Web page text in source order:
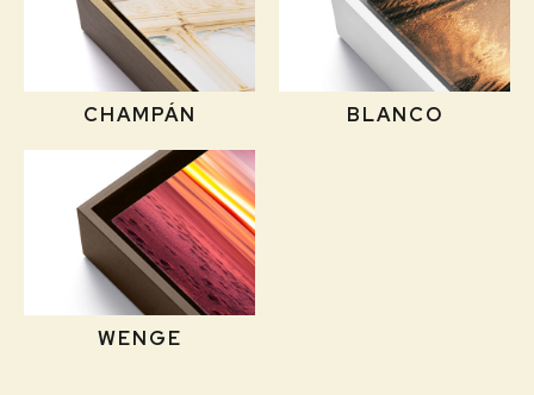
CHAMPÁN BLANCO
WENGE